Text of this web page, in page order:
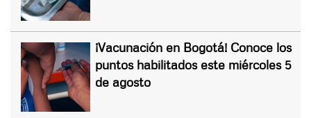
¡Vacunación en Bogotá! Conoce los
puntos habilitados este miércoles 5
de agosto